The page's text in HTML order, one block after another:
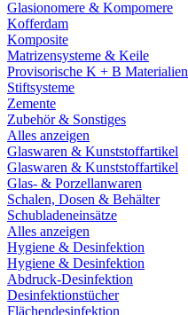
Glasionomere & Kompomere
Kofferdam
Komposite
Matrizensysteme & Keile
Provisorische K + B Materialien
Stiftsysteme
Zemente
Zubehör & Sonstiges
Alles anzeigen
Glaswaren & Kunststoffartikel
Glaswaren & Kunststoffartikel
Glas- & Porzellanwaren
Schalen, Dosen & Behälter
Schubladeneinsätze
Alles anzeigen
Hygiene & Desinfektion
Hygiene & Desinfektion
Abdruck-Desinfektion
Desinfektionstücher
Flächendesinfektion